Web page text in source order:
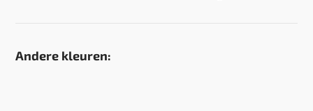
Andere kleuren: